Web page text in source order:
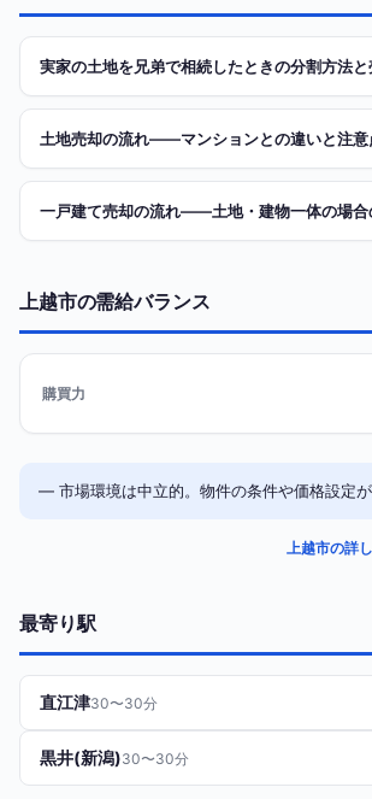
実家の土地を兄弟で相続したときの分割方法
土地売却の流れ——マンションとの違いと注意
一戸建て売却の流れ——土地・建物一体の場合
上越市の需給バランス
購買力
— 市場環境は中立的。物件の条件や価格設定
上越市の詳
最寄り駅
直江津30〜30分
黒井(新潟)30〜30分